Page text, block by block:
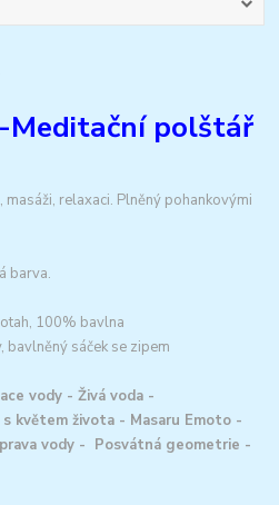
Meditační polštář
relaxaci. Plněný pohankovými
barva.
100% bavlna
bavlněný sáček se zipem
vody - Živá voda -
s květem života - Masaru Emoto -
vody - Posvátná geometrie -